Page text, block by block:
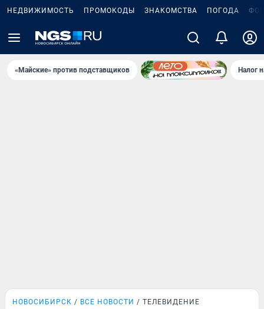
НЕДВИЖИМОСТЬ ПРОМОКОДЫ ЗНАКОМСТВА ПОГОДА
«Майские» против подставщиков Налог
НОВОСИБИРСК ВСЕ НОВОСТИ ТЕЛЕВИДЕНИЕ